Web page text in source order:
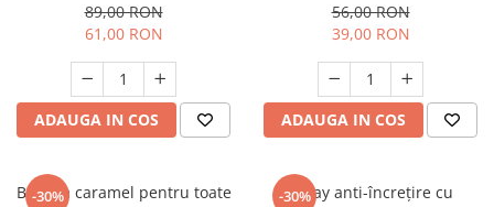
89,00 RON
61,00 RON
ADAUGA IN COS
56,00 RON
39,00 RON
ADAUGA IN COS
-30%
Balsam caramel pentru toate
-30%
Spray anti-încrețire cu